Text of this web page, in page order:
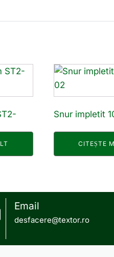
Snur impletit
CITEȘTE
Email
desfacere@textor.ro